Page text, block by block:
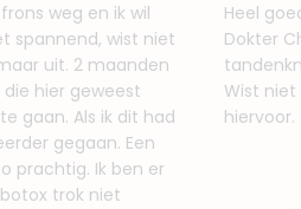
weg en ik wil
spannend, wist niet
uit. 2 maanden
hier geweest
gaan. Als ik dit had
gegaan. Een
prachtig. Ik ben er
trok niet
Heel
Dokter
Wist niet
hiervoor.